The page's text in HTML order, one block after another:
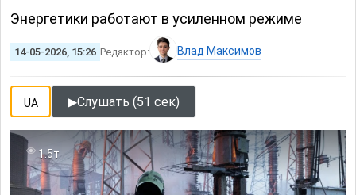
Энергетики работают в усиленном режиме
14-05-2026, 15:26 Редактор: Влад Максимов
UA ▶Слушать (51 сек)
1.5т